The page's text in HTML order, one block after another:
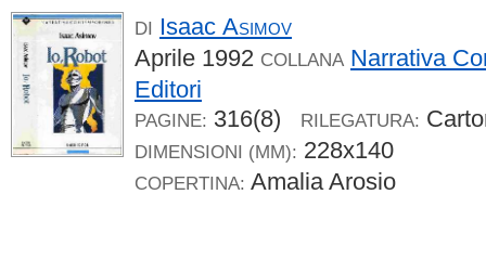
DI Isaac Asimov
Aprile 1992 COLLANA Narrativa
Editori
PAGINE: 316(8) RILEGATURA:
DIMENSIONI (MM): 228x140
COPERTINA: Amalia Arosio